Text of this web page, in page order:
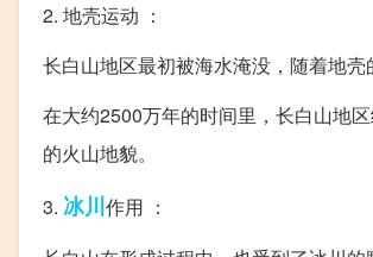
2. 地壳运动 ：
长白山地区最初被海水淹没，随着地壳
在大约2500万年的时间里，长白山地
的火山地貌。
3. 冰川作用 ：